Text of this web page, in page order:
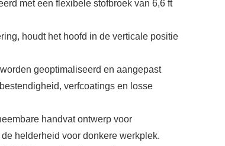
met een flexibele stofbroek van 6,6 ft
houdt het hoofd in de verticale positie
geoptimaliseerd en aangepast
verfcoatings en losse
handvat ontwerp voor
helderheid voor donkere werkplek.